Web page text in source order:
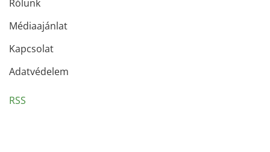
Rólunk
Médiaajánlat
Kapcsolat
Adatvédelem
RSS